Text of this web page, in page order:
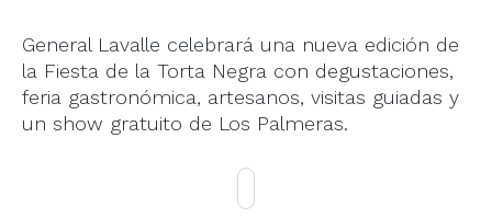
General Lavalle celebrará una nueva edición de
la Fiesta de la Torta Negra con degustaciones,
feria gastronómica, artesanos, visitas guiadas y
un show gratuito de Los Palmeras.